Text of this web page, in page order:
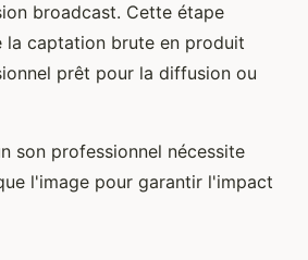
broadcast. Cette étape
la captation brute en produit
prêt pour la diffusion ou
son professionnel nécessite
l'image pour garantir l'impact